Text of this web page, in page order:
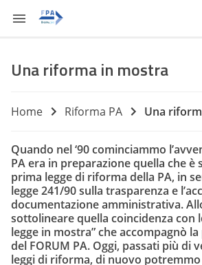
Una riforma in mostra
Home Riforma PA Una
Quando nel ‘90 cominciammo
PA era in preparazione quella che è
prima legge di riforma della PA, in
legge 241/90 sulla trasparenza e
documentazione amministrativa.
sottolineare quella coincidenza con
legge in mostra” che accompagnò
del FORUM PA. Oggi, passati più di
leggi di riforma, di nuovo